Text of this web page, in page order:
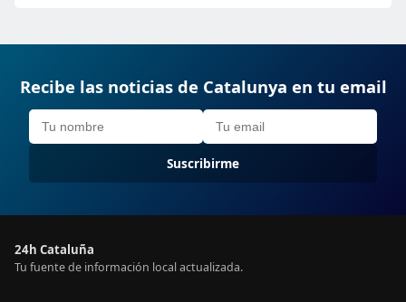
Recibe las noticias de Catalunya en tu email
Suscribirme
24h Cataluña
Tu fuente de información local actualizada.